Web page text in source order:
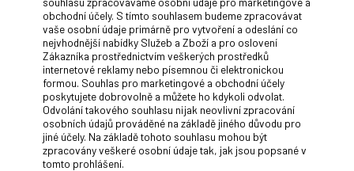
obchodní účely. S tímto souhlasem budeme zpracovávat
vaše osobní údaje primárně pro vytvoření a odeslání co
nejvhodnější nabídky Služeb a Zboží a pro oslovení
Zákazníka prostřednictvím veškerých prostředků
internetové reklamy nebo písemnou či elektronickou
formou. Souhlas pro marketingové a obchodní účely
poskytujete dobrovolně a můžete ho kdykoli odvolat.
Odvolání takového souhlasu nijak neovlivní zpracování
osobních údajů prováděné na základě jiného důvodu pro
jiné účely. Na základě tohoto souhlasu mohou být
zpracovány veškeré osobní údaje tak, jak jsou popsané v
tomto prohlášení.